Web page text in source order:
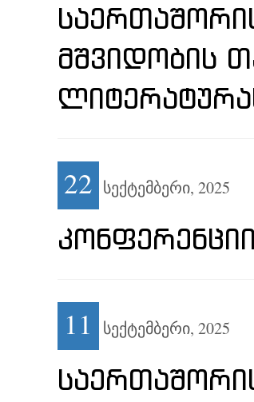
ᲛᲨᲕᲘᲓᲝᲑᲘᲡ
22 სექტემბერი, 2025
11 სექტემბერი, 2025